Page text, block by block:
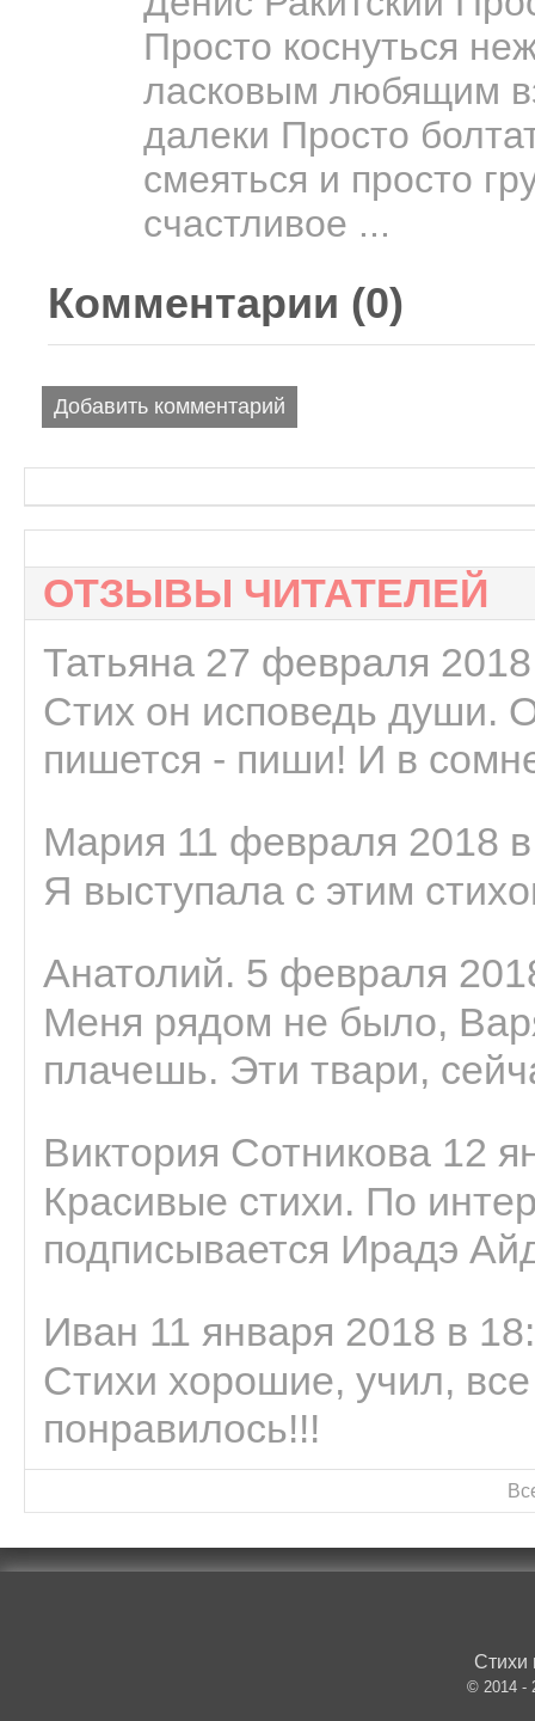
Просто коснуться
ласковым любящим
далеки Просто
смеяться и просто
счастливое ...
Комментарии (0)
Добавить комментарий
ОТЗЫВЫ ЧИТАТЕЛЕЙ
Татьяна 27 февраля
Стих он исповедь души.
пишется - пиши! И в
Мария 11 февраля 2018
Я выступала с этим
Анатолий. 5 февраля
Меня рядом не было,
плачешь. Эти твари,
Виктория Сотникова 12
Красивые стихи. По
подписывается Ирадэ
Иван 11 января 2018 в
Стихи хорошие, учил,
понравилось!!!
Стихи
© 2014 -